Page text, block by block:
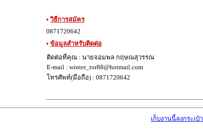
• วิธีการสมัคร
0871720642
• ข้อมูลสำหรับติดต่อ
ติดต่อที่คุณ : นายจอมพล กฤษณสุวรรณ
E-mail : winter_tor88@hotmail.com
โทรศัพท์(มือถือ) : 0871720642
เก็บงานนี้ลงกระเป๋า